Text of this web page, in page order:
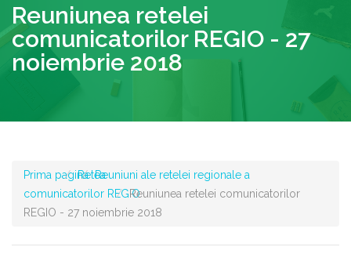
Reuniunea retelei
comunicatorilor REGIO - 27
noiembrie 2018
Prima paginaReteaReuniuni ale retelei regionale a
comunicatorilor REGIOReuniunea retelei comunicatorilor
REGIO - 27 noiembrie 2018